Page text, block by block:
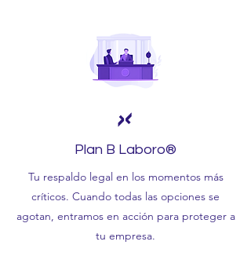
Plan B Laboro®
Tu respaldo legal en los momentos más
críticos. Cuando todas las opciones se
agotan, entramos en acción para proteger a
tu empresa.